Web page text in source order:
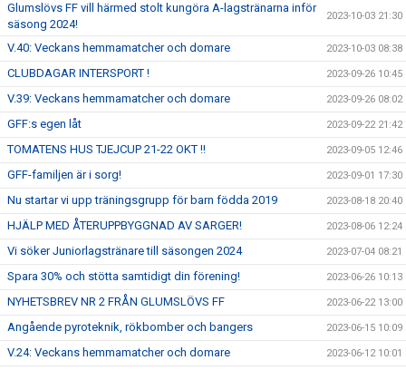
Glumslövs FF vill härmed stolt kungöra A-lagstränarna inför
säsong 2024!
2023-10-03 21:30
V.40: Veckans hemmamatcher och domare 2023-10-03 08:38
CLUBDAGAR INTERSPORT ! 2023-09-26 10:45
V.39: Veckans hemmamatcher och domare 2023-09-26 08:02
GFF:s egen låt 2023-09-22 21:42
TOMATENS HUS TJEJCUP 21-22 OKT !! 2023-09-05 12:46
GFF-familjen är i sorg! 2023-09-01 17:30
Nu startar vi upp träningsgrupp för barn födda 2019 2023-08-18 20:40
HJÄLP MED ÅTERUPPBYGGNAD AV SARGER! 2023-08-06 12:24
Vi söker Juniorlagstränare till säsongen 2024 2023-07-04 08:21
Spara 30% och stötta samtidigt din förening! 2023-06-26 10:13
NYHETSBREV NR 2 FRÅN GLUMSLÖVS FF 2023-06-22 13:00
Angående pyroteknik, rökbomber och bangers 2023-06-15 10:09
V.24: Veckans hemmamatcher och domare 2023-06-12 10:01